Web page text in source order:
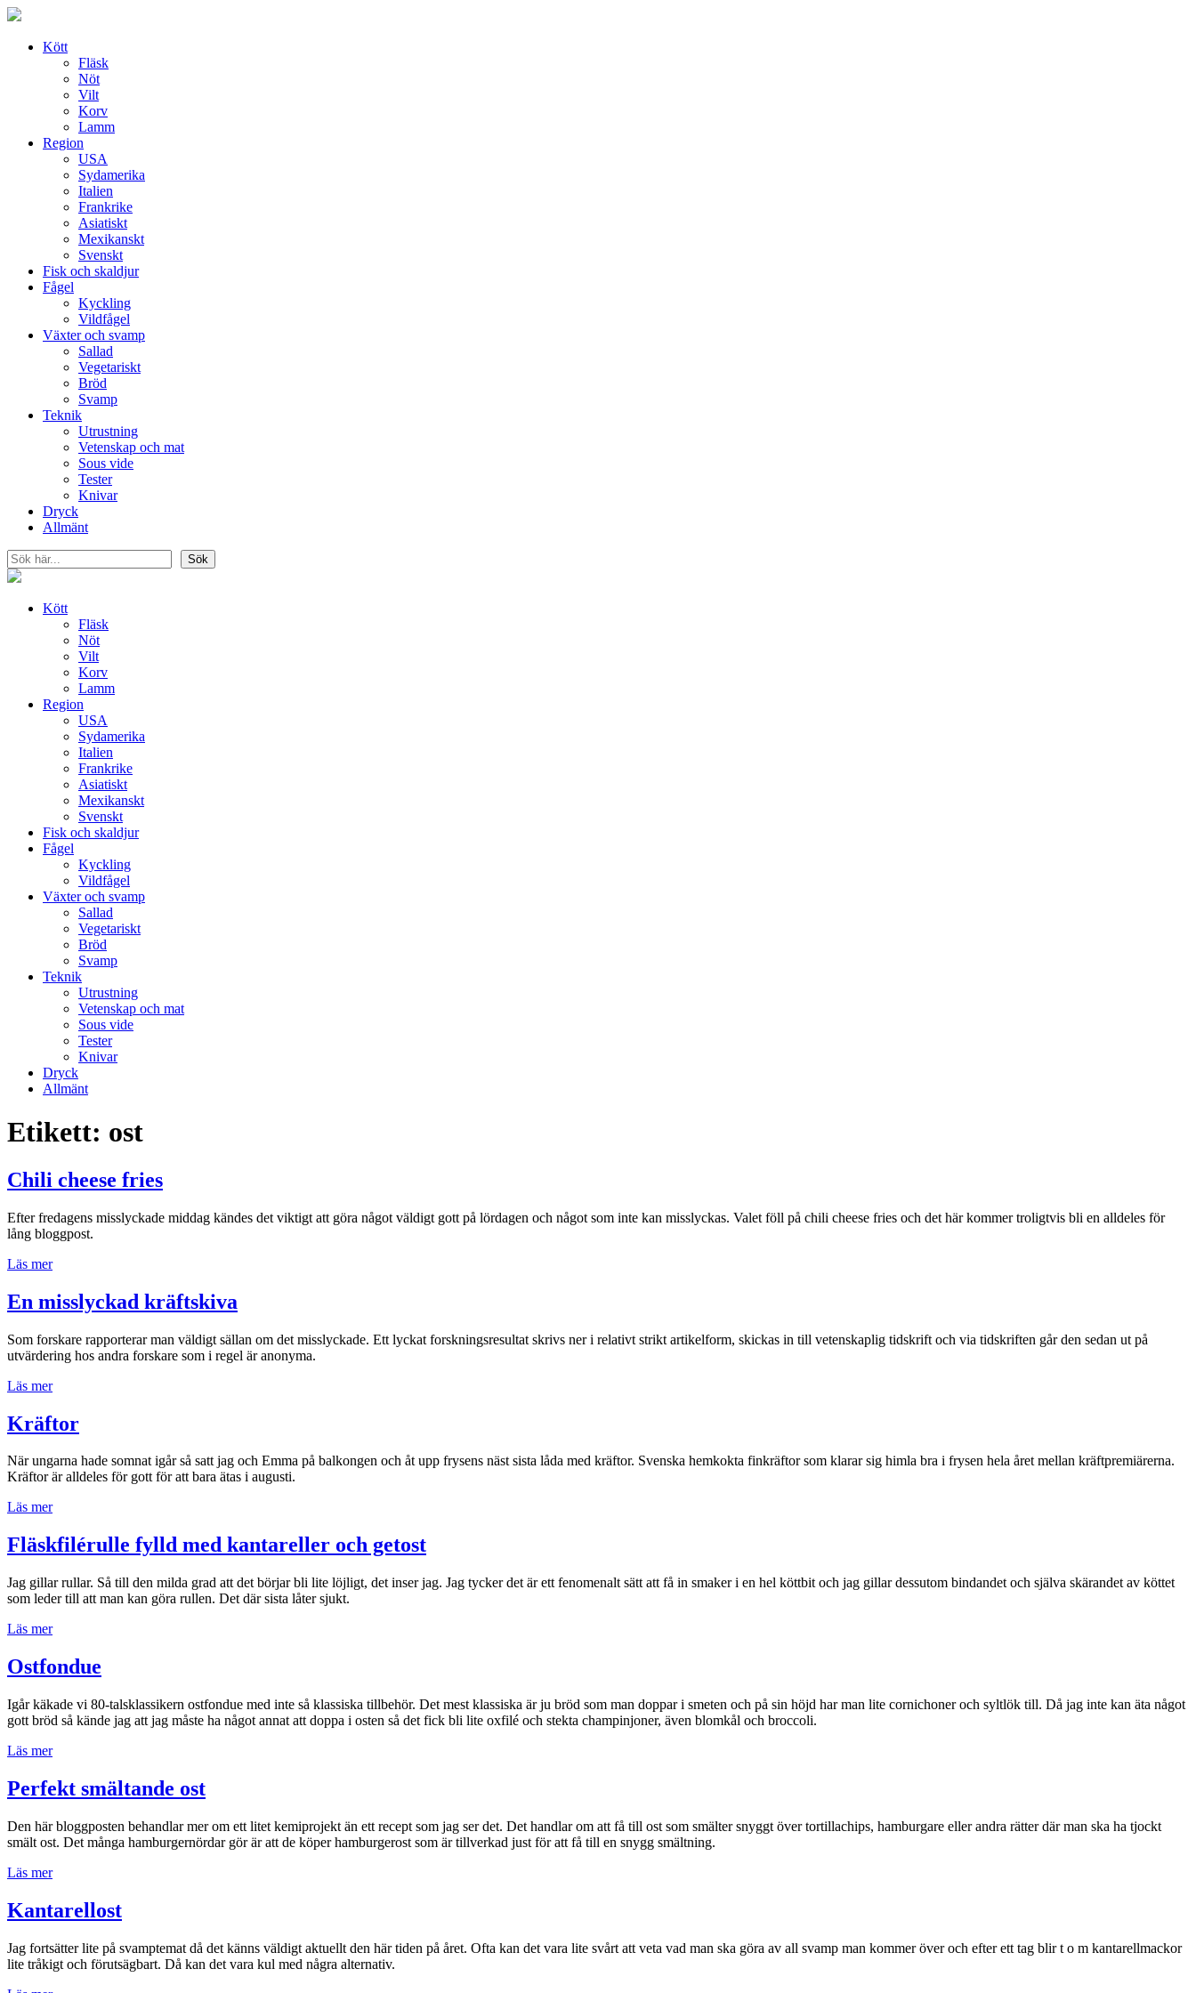
Skip
contentKött
Fläsk
Nöt
Vilt
Korv
Lamm
Region
USA
Sydamerika
Italien
Frankrike
Asiatiskt
Mexikanskt
Svenskt
Fisk och skaldjur
Fågel
Kyckling
Vildfågel
Växter och svamp
Sallad
Vegetariskt
Bröd
Svamp
Teknik
Utrustning
Vetenskap och mat
Sous vide
Tester
Knivar
Dryck
Allmänt
Sök
Sök
Kött
Fläsk
Nöt
Vilt
Korv
Lamm
Region
USA
Sydamerika
Italien
Frankrike
Asiatiskt
Mexikanskt
Svenskt
Fisk och skaldjur
Fågel
Kyckling
Vildfågel
Växter och svamp
Sallad
Vegetariskt
Bröd
Svamp
Teknik
Utrustning
Vetenskap och mat
Sous vide
Tester
Knivar
Dryck
Allmänt
Etikett: ost
Chili cheese fries
Efter fredagens misslyckade middag kändes det viktigt att göra något väldigt gott på lördagen och något som inte kan misslyckas. Valet föll på chili cheese fries och det här kommer troligtvis bli en alldeles för
lång bloggpost.
Läs mer”Chili
fries”
En misslyckad kräftskiva
Som forskare rapporterar man väldigt sällan om det misslyckade. Ett lyckat forskningsresultat skrivs ner i relativt strikt artikelform, skickas in till vetenskaplig tidskrift och via tidskriften går den sedan ut på
utvärdering hos andra forskare som i regel är anonyma.
Läs mer”En
kräftskiva”
Kräftor
När ungarna hade somnat igår så satt jag och Emma på balkongen och åt upp frysens näst sista låda med kräftor. Svenska hemkokta finkräftor som klarar sig himla bra i frysen hela året mellan kräftpremiärerna.
Kräftor är alldeles för gott för att bara ätas i augusti.
Läs mer”Kräftor”
Fläskfilérulle fylld med kantareller och getost
Jag gillar rullar. Så till den milda grad att det börjar bli lite löjligt, det inser jag. Jag tycker det är ett fenomenalt sätt att få in smaker i en hel köttbit och jag gillar dessutom bindandet och själva skärandet av köttet
som leder till att man kan göra rullen. Det där sista låter sjukt.
Läs mer”Fläskfilérulle
med
kantareller
getost”
Ostfondue
Igår käkade vi 80-talsklassikern ostfondue med inte så klassiska tillbehör. Det mest klassiska är ju bröd som man doppar i smeten och på sin höjd har man lite cornichoner och syltlök till. Då jag inte kan äta något
gott bröd så kände jag att jag måste ha något annat att doppa i osten så det fick bli lite oxfilé och stekta champinjoner, även blomkål och broccoli.
Läs mer”Ostfondue”
Perfekt smältande ost
Den här bloggposten behandlar mer om ett litet kemiprojekt än ett recept som jag ser det. Det handlar om att få till ost som smälter snyggt över tortillachips, hamburgare eller andra rätter där man ska ha tjockt
smält ost. Det många hamburgernördar gör är att de köper hamburgerost som är tillverkad just för att få till en snygg smältning.
Läs mer”Perfekt
Kantarellost
Jag fortsätter lite på svamptemat då det känns väldigt aktuellt den här tiden på året. Ofta kan det vara lite svårt att veta vad man ska göra av all svamp man kommer över och efter ett tag blir t o m kantarellmackor
lite tråkigt och förutsägbart. Då kan det vara kul med några alternativ.